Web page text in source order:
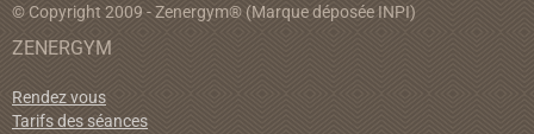
© Copyright 2009 - Zenergym® (Marque déposée INPI)
ZENERGYM
Rendez vous
Tarifs des séances